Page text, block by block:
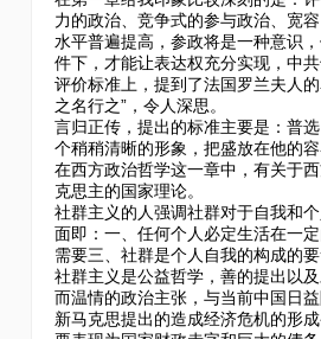
力的政治、竞争式的参与政治、宽
水平普遍提高，参政将是一种意识
件下，才能让表达权充分实现，中
评价标准上，提到了法国罗兰夫人
之名行之”，令人深思。
言归正传，提出的标准主要是：普
个稍稍清晰的形象，把盛放在他的
在西方政治哲学这一章中，有关于
克思主的国家理论。
社群主义的人强调社群对于自我和
面即：一、任何个人必定生活在一
需要三、社群是个人自我的构成的
社群主义是公益哲学，善的提出以
而温情的政治主张，与当前中国日
新马克思提出的造成经济危机的形